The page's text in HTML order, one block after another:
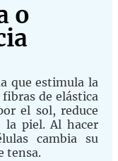
o
que estimula la
de elástica
el sol, reduce
la piel. Al hacer
cambia su
tensa.